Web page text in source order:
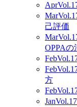
Apr
Mar
己評価
Mar
OPPAの
Feb
Feb
方
Feb
Jan